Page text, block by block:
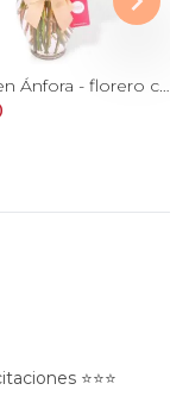
Antonia en Ánfora - florero con 18 rosas naranjo e hypericum
⭐️⭐️⭐️